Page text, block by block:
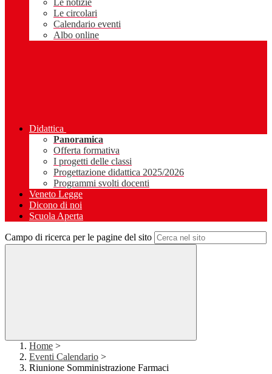
Le notizie
Le circolari
Calendario eventi
Albo online
Didattica
Panoramica
Offerta formativa
I progetti delle classi
Progettazione didattica 2025/2026
Programmi svolti docenti
Veneto Legge
Dicono di noi
Scuola Aperta
Campo di ricerca per le pagine del sito
Home >
Eventi Calendario >
Riunione Somministrazione Farmaci